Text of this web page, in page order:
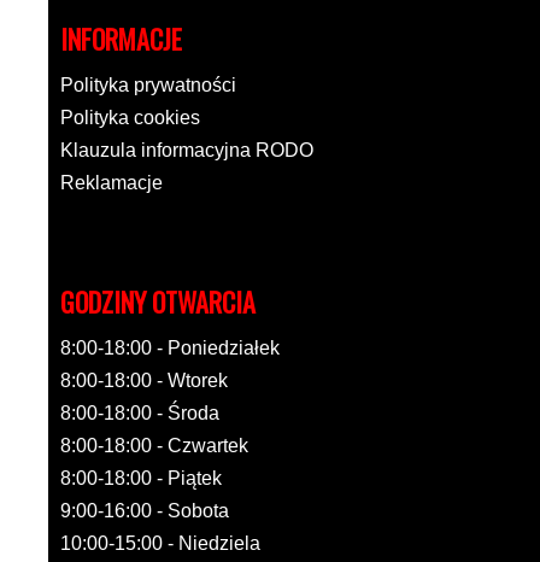
INFORMACJE
Polityka prywatności
Polityka cookies
Klauzula informacyjna RODO
Reklamacje
GODZINY OTWARCIA
8:00-18:00 - Poniedziałek
8:00-18:00 - Wtorek
8:00-18:00 - Środa
8:00-18:00 - Czwartek
8:00-18:00 - Piątek
9:00-16:00 - Sobota
10:00-15:00 - Niedziela